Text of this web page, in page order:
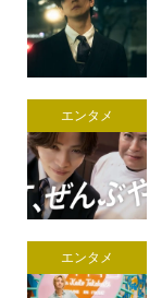
エンタメ
エンタメ